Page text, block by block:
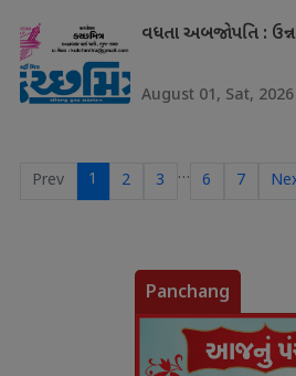
વધતા અબજોપતિ :
August 01, Sat, 2026
Prev 1 2 3 … 6 7
Panchang